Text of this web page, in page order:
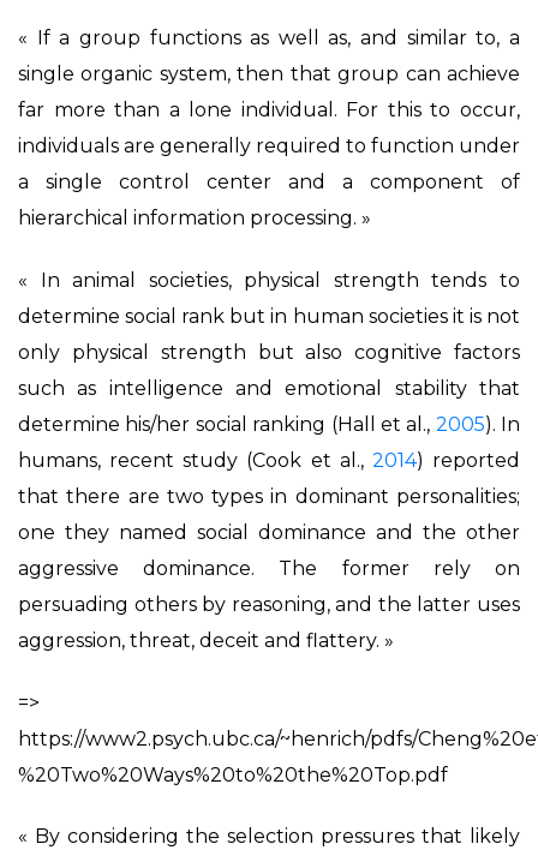
« If a group functions as well as, and similar to, a
single organic system, then that group can achieve
far more than a lone individual. For this to occur,
individuals are generally required to function under
a single control center and a component of
hierarchical information processing. »
« In animal societies, physical strength tends to
determine social rank but in human societies it is not
only physical strength but also cognitive factors
such as intelligence and emotional stability that
determine his/her social ranking (Hall et al., 2005). In
humans, recent study (Cook et al., 2014) reported
that there are two types in dominant personalities;
one they named social dominance and the other
aggressive dominance. The former rely on
persuading others by reasoning, and the latter uses
aggression, threat, deceit and flattery. »
=>
https://www2.psych.ubc.ca/~henrich/pdfs/
%20Two%20Ways%20to%20the%20Top.pdf
« By considering the selection pressures that likely